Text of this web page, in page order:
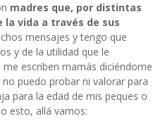
madres que, por distintas
la vida a través de sus
mensajes y tengo que
y de la utilidad que le
escriben mamás diciéndome
puedo probar ni valorar para
para la edad de mis peques o
esto, allá vamos: